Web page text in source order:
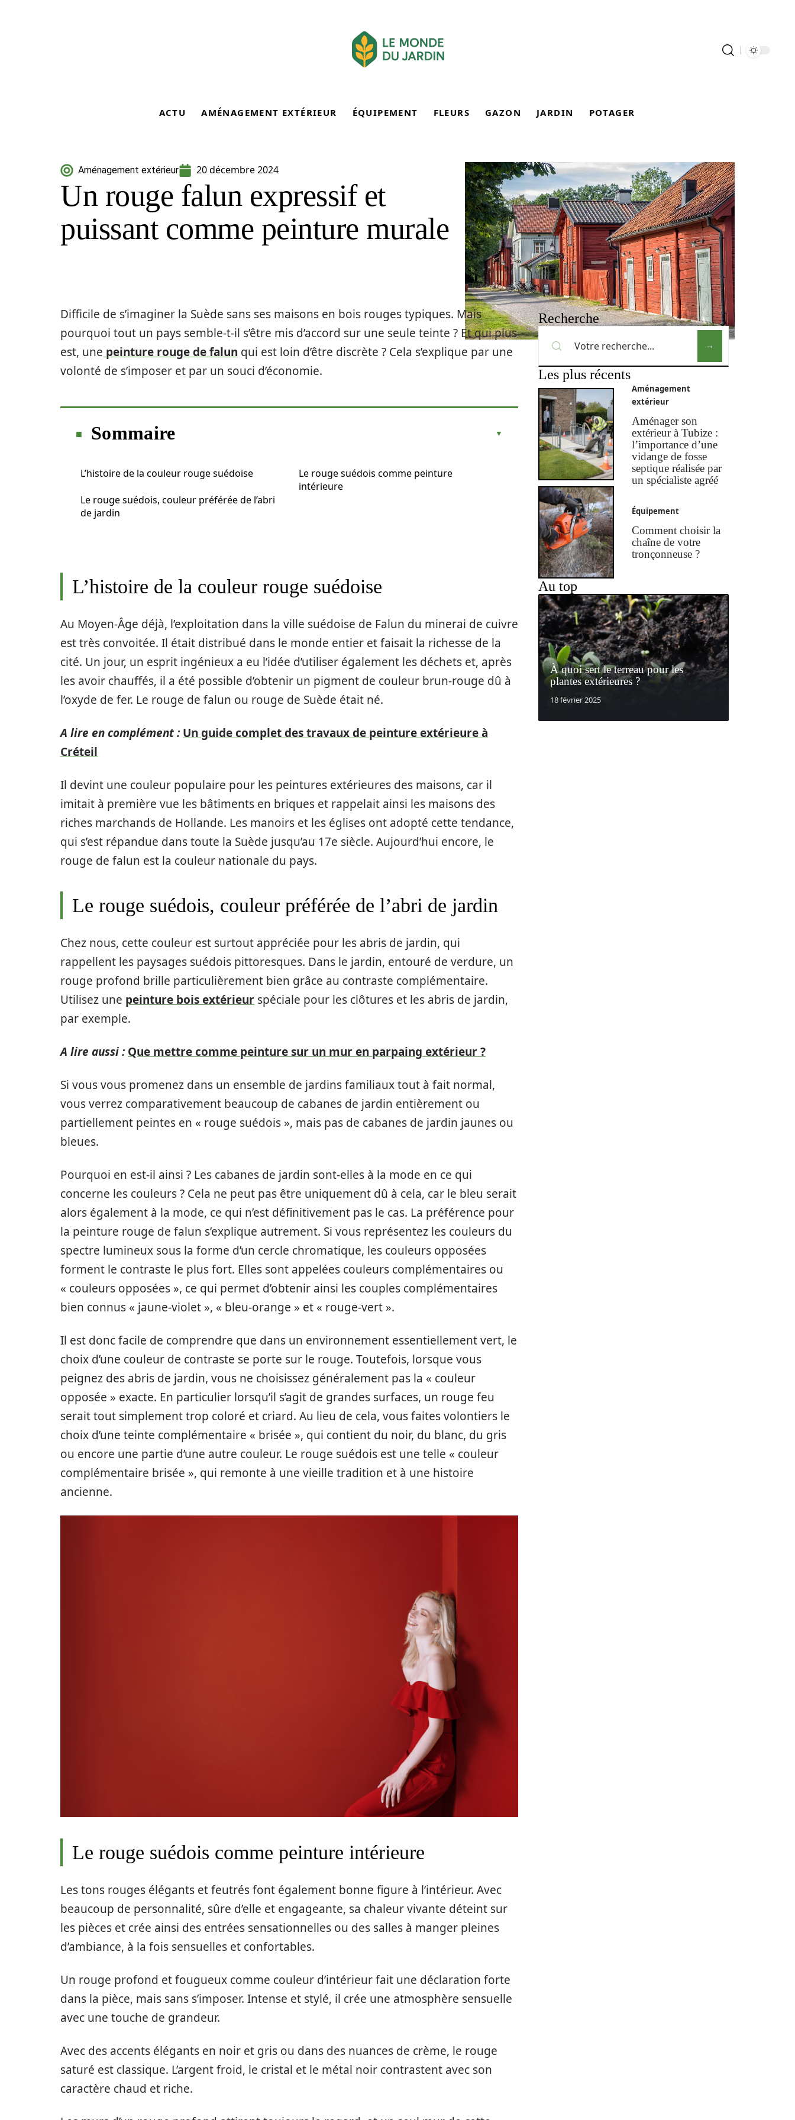
ACTU AMÉNAGEMENT EXTÉRIEUR ÉQUIPEMENT FLEURS GAZON JARDIN POTAGER
Aménagement extérieur 20 décembre 2024
Un rouge falun expressif et
puissant comme peinture murale
Difficile de s’imaginer la Suède sans ses maisons en bois rouges typiques. Mais
pourquoi tout un pays semble-t-il s’être mis d’accord sur une seule teinte ? Et qui plus
est, une peinture rouge de falun qui est loin d’être discrète ? Cela s’explique par une
volonté de s’imposer et par un souci d’économie.
Sommaire
L’histoire de la couleur rouge suédoise
Le rouge suédois, couleur préférée de l’abri
de jardin
Le rouge suédois comme peinture
intérieure
L’histoire de la couleur rouge suédoise
Au Moyen-Âge déjà, l’exploitation dans la ville suédoise de Falun du minerai de cuivre
est très convoitée. Il était distribué dans le monde entier et faisait la richesse de la
cité. Un jour, un esprit ingénieux a eu l’idée d’utiliser également les déchets et, après
les avoir chauffés, il a été possible d’obtenir un pigment de couleur brun-rouge dû à
l’oxyde de fer. Le rouge de falun ou rouge de Suède était né.
A lire en complément : Un guide complet des travaux de peinture extérieure à
Créteil
Il devint une couleur populaire pour les peintures extérieures des maisons, car il
imitait à première vue les bâtiments en briques et rappelait ainsi les maisons des
riches marchands de Hollande. Les manoirs et les églises ont adopté cette tendance,
qui s’est répandue dans toute la Suède jusqu’au 17e siècle. Aujourd’hui encore, le
rouge de falun est la couleur nationale du pays.
Le rouge suédois, couleur préférée de l’abri de jardin
Chez nous, cette couleur est surtout appréciée pour les abris de jardin, qui
rappellent les paysages suédois pittoresques. Dans le jardin, entouré de verdure, un
rouge profond brille particulièrement bien grâce au contraste complémentaire.
Utilisez une peinture bois extérieur spéciale pour les clôtures et les abris de jardin,
par exemple.
A lire aussi : Que mettre comme peinture sur un mur en parpaing extérieur ?
Si vous vous promenez dans un ensemble de jardins familiaux tout à fait normal,
vous verrez comparativement beaucoup de cabanes de jardin entièrement ou
partiellement peintes en « rouge suédois », mais pas de cabanes de jardin jaunes ou
bleues.
Pourquoi en est-il ainsi ? Les cabanes de jardin sont-elles à la mode en ce qui
concerne les couleurs ? Cela ne peut pas être uniquement dû à cela, car le bleu serait
alors également à la mode, ce qui n’est définitivement pas le cas. La préférence pour
la peinture rouge de falun s’explique autrement. Si vous représentez les couleurs du
spectre lumineux sous la forme d’un cercle chromatique, les couleurs opposées
forment le contraste le plus fort. Elles sont appelées couleurs complémentaires ou
« couleurs opposées », ce qui permet d’obtenir ainsi les couples complémentaires
bien connus « jaune-violet », « bleu-orange » et « rouge-vert ».
Il est donc facile de comprendre que dans un environnement essentiellement vert, le
choix d’une couleur de contraste se porte sur le rouge. Toutefois, lorsque vous
peignez des abris de jardin, vous ne choisissez généralement pas la « couleur
opposée » exacte. En particulier lorsqu’il s’agit de grandes surfaces, un rouge feu
serait tout simplement trop coloré et criard. Au lieu de cela, vous faites volontiers le
choix d’une teinte complémentaire « brisée », qui contient du noir, du blanc, du gris
ou encore une partie d’une autre couleur. Le rouge suédois est une telle « couleur
complémentaire brisée », qui remonte à une vieille tradition et à une histoire
ancienne.
Le rouge suédois comme peinture intérieure
Les tons rouges élégants et feutrés font également bonne figure à l’intérieur. Avec
beaucoup de personnalité, sûre d’elle et engageante, sa chaleur vivante déteint sur
les pièces et crée ainsi des entrées sensationnelles ou des salles à manger pleines
d’ambiance, à la fois sensuelles et confortables.
Un rouge profond et fougueux comme couleur d’intérieur fait une déclaration forte
dans la pièce, mais sans s’imposer. Intense et stylé, il crée une atmosphère sensuelle
avec une touche de grandeur.
Avec des accents élégants en noir et gris ou dans des nuances de crème, le rouge
saturé est classique. L’argent froid, le cristal et le métal noir contrastent avec son
caractère chaud et riche.
Recherche
Les plus récents
Aménagement
extérieur
Aménager son
extérieur à Tubize :
l’importance d’une
vidange de fosse
septique réalisée par
un spécialiste agréé
Équipement
Comment choisir la
chaîne de votre
tronçonneuse ?
Au top
À quoi sert le terreau pour les
plantes extérieures ?
18 février 2025